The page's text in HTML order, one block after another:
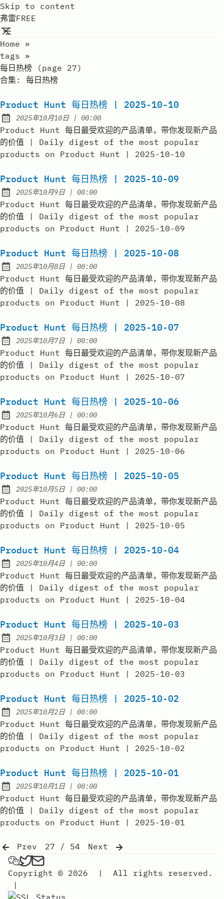
Skip to content
弗雷FREE
Home »
tags »
每日热榜 (page 27)
合集: 每日热榜
Product Hunt 每日热榜 | 2025-10-10
Published:
2025年10月10日| at
00:00
Product Hunt 每日最受欢迎的产品清单，带你发现新产品
的价值 | Daily digest of the most popular
products on Product Hunt | 2025-10-10
Product Hunt 每日热榜 | 2025-10-09
Published:
2025年10月9日| at
00:00
Product Hunt 每日最受欢迎的产品清单，带你发现新产品
的价值 | Daily digest of the most popular
products on Product Hunt | 2025-10-09
Product Hunt 每日热榜 | 2025-10-08
Published:
2025年10月8日| at
00:00
Product Hunt 每日最受欢迎的产品清单，带你发现新产品
的价值 | Daily digest of the most popular
products on Product Hunt | 2025-10-08
Product Hunt 每日热榜 | 2025-10-07
Published:
2025年10月7日| at
00:00
Product Hunt 每日最受欢迎的产品清单，带你发现新产品
的价值 | Daily digest of the most popular
products on Product Hunt | 2025-10-07
Product Hunt 每日热榜 | 2025-10-06
Published:
2025年10月6日| at
00:00
Product Hunt 每日最受欢迎的产品清单，带你发现新产品
的价值 | Daily digest of the most popular
products on Product Hunt | 2025-10-06
Product Hunt 每日热榜 | 2025-10-05
Published:
2025年10月5日| at
00:00
Product Hunt 每日最受欢迎的产品清单，带你发现新产品
的价值 | Daily digest of the most popular
products on Product Hunt | 2025-10-05
Product Hunt 每日热榜 | 2025-10-04
Published:
2025年10月4日| at
00:00
Product Hunt 每日最受欢迎的产品清单，带你发现新产品
的价值 | Daily digest of the most popular
products on Product Hunt | 2025-10-04
Product Hunt 每日热榜 | 2025-10-03
Published:
2025年10月3日| at
00:00
Product Hunt 每日最受欢迎的产品清单，带你发现新产品
的价值 | Daily digest of the most popular
products on Product Hunt | 2025-10-03
Product Hunt 每日热榜 | 2025-10-02
Published:
2025年10月2日| at
00:00
Product Hunt 每日最受欢迎的产品清单，带你发现新产品
的价值 | Daily digest of the most popular
products on Product Hunt | 2025-10-02
Product Hunt 每日热榜 | 2025-10-01
Published:
2025年10月1日| at
00:00
Product Hunt 每日最受欢迎的产品清单，带你发现新产品
的价值 | Daily digest of the most popular
products on Product Hunt | 2025-10-01
Prev 27 / 54
Next
弗雷FREE on Wechat
弗雷FREE on Twitter
Send an email to 弗雷free
Copyright © 2026
|
All rights reserved.
|